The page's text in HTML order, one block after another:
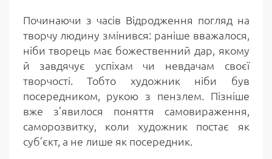
Починаючи з часів Відродження погляд на
творчу людину змінився: раніше вважалося,
ніби творець має божественний дар, якому
й завдячує успіхам чи невдачам своєї
творчості. Тобто художник ніби був
посередником, рукою з пензлем. Пізніше
вже з’явилося поняття самовираження,
саморозвитку, коли художник постає як
суб’єкт, а не лише як посередник.